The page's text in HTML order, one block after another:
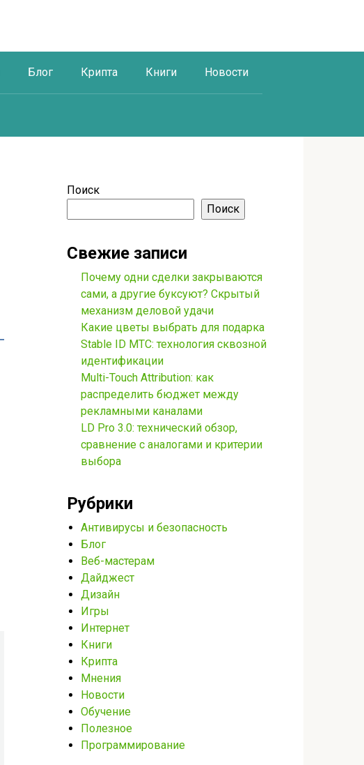
Блог Крипта Книги Новости
Поиск
Поиск
Свежие записи
Почему одни сделки закрываются
сами, а другие буксуют? Скрытый
механизм деловой удачи
Какие цветы выбрать для подарка
Stable ID МТС: технология сквозной
идентификации
Multi-Touch Attribution: как
распределить бюджет между
рекламными каналами
LD Pro 3.0: технический обзор,
сравнение с аналогами и критерии
выбора
Рубрики
Антивирусы и безопасность
Блог
Веб-мастерам
Дайджест
Дизайн
Игры
Интернет
Книги
Крипта
Мнения
Новости
Обучение
Полезное
Программирование